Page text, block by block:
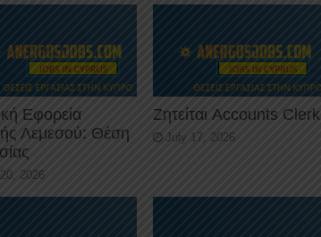
Εφορεία
Λεμεσού: Θέση
2026
Ζητείται Accounts Clerk
July 17, 2026